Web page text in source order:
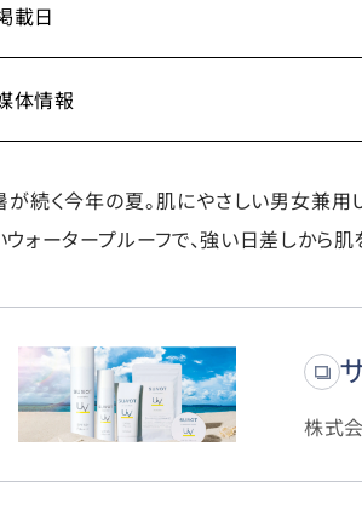
載日
体情報
続く今年の夏。肌にやさしい男女兼用
ォータープルーフで、強い日差しから
株式